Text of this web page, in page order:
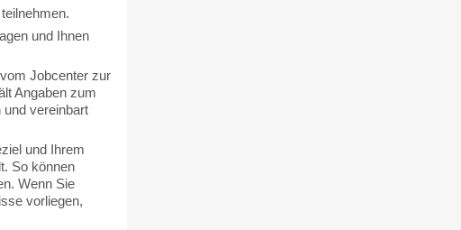
und Ihnen
Jobcenter zur
Angaben zum
vereinbart
und Ihrem
So können
Wenn Sie
vorliegen,